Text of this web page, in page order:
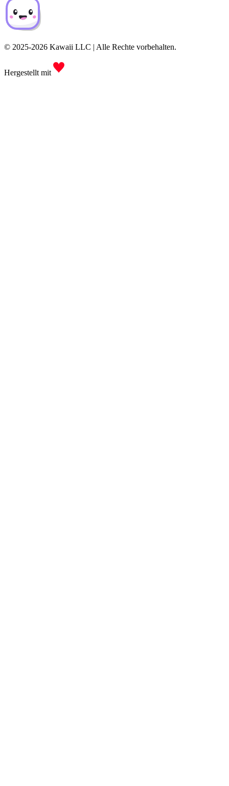
© 2025-2026 Kawaii LLC | Alle Rechte vorbehalten.
Hergestellt mit